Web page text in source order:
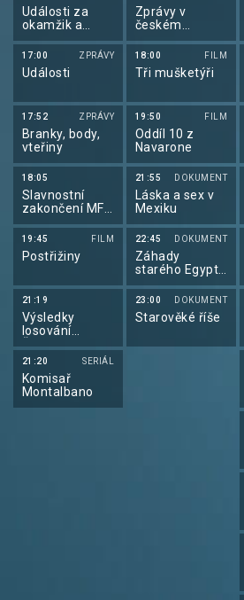
Události za
okamžik a
počasí
17:00 ZPRÁVY
Události
17:52 ZPRÁVY
Branky, body,
vteřiny
18:05
Slavnostní
zakončení MFF
Karlovy Vary
2026
19:45 FILM
Postřižiny
21:19
Výsledky
losování
Šťastných 10 a
Euromiliony
21:20 SERIÁL
Komisař
Montalbano
Zprávy v
českém
znakovém
jazyce
18:00 FILM
Tři mušketýři
19:50 FILM
Oddíl 10 z
Navarone
21:55 DOKUMENT
Láska a sex v
Mexiku
22:45 DOKUMENT
Záhady
starého Egypta
(2/10)
23:00 DOKUMENT
Starověké říše